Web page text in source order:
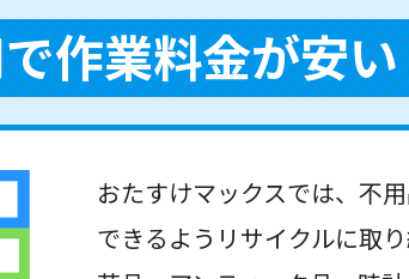
作業料金が安い
おたすけマックスでは、不
できるようリサイクルに取